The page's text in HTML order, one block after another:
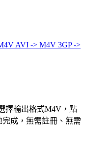
AVI -> M4V 3GP ->
擇輸出格式M4V，點
成，無需註冊、無需